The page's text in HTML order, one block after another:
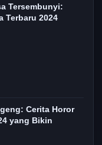
Tersembunyi:
Terbaru 2024
Cerita Horor
yang Bikin